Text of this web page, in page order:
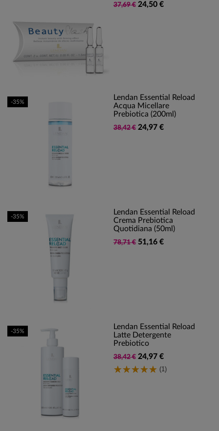
37,69 € 24,50 €
Lendan Essential Reload
Acqua Micellare
Prebiotica (200ml)
38,42 € 24,97 €
-35%
Lendan Essential Reload
Crema Prebiotica
Quotidiana (50ml)
78,71 € 51,16 €
-35%
Lendan Essential Reload
Latte Detergente
Prebiotico
38,42 € 24,97 €
(1)
-35%